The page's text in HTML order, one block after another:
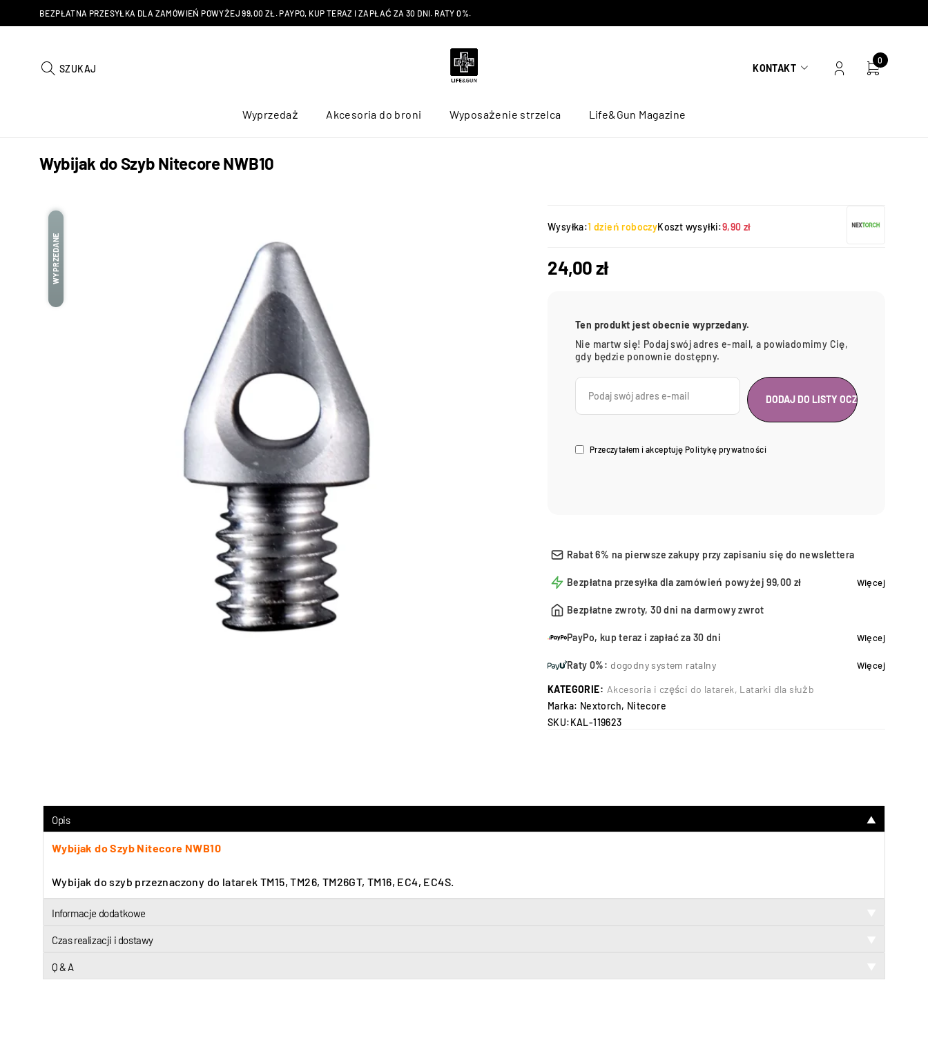
BEZPŁATNA PRZESYŁKA DLA ZAMÓWIEŃ POWYŻEJ 99,00 ZŁ. PAYPO, KUP TERAZ I ZAPŁAĆ ZA 30 DNI. RATY 0%.
SZUKAJ KONTAKT
0
Wyprzedaż Akcesoria do broni Wyposażenie strzelca Life&Gun Magazine
Wybijak do Szyb Nitecore NWB10
WYPRZEDANE
Wysyłka:1 dzień roboczyKoszt wysyłki:9,90 zł
24,00zł
Ten produkt jest obecnie wyprzedany.
Nie martw się! Podaj swój adres e-mail, a powiadomimy Cię,
gdy będzie ponownie dostępny.
Przeczytałem i akceptuję Politykę prywatności
Rabat 6% na pierwsze zakupy przy zapisaniu się do newslettera
Bezpłatna przesyłka dla zamówień powyżej 99,00 zł Więcej
Bezpłatne zwroty, 30 dni na darmowy zwrot
PayPo, kup teraz i zapłać za 30 dni Więcej
Raty 0%: dogodny system ratalny Więcej
KATEGORIE: Akcesoria i części do latarek, Latarki dla służb
Marka: Nextorch, Nitecore
SKU:KAL-119623
Opis ▼
Wybijak do Szyb Nitecore NWB10
Wybijak do szyb przeznaczony do latarek TM15, TM26, TM26GT, TM16, EC4, EC4S.
Informacje dodatkowe
Czas realizacji i dostawy
Q & A